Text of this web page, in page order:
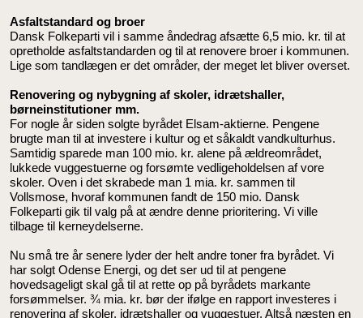
Asfaltstandard og broer
Dansk Folkeparti vil i samme åndedrag afsætte 6,5 mio. kr. til at
opretholde asfaltstandarden og til at renovere broer i kommunen.
Lige som tandlægen er det områder, der meget let bliver overset.
Renovering og nybygning af skoler, idrætshaller,
børneinstitutioner mm.
For nogle år siden solgte byrådet Elsam-aktierne. Pengene
brugte man til at investere i kultur og et såkaldt vandkulturhus.
Samtidig sparede man 100 mio. kr. alene på ældreområdet,
lukkede vuggestuerne og forsømte vedligeholdelsen af vore
skoler. Oven i det skrabede man 1 mia. kr. sammen til
Vollsmose, hvoraf kommunen fandt de 150 mio. Dansk
Folkeparti gik til valg på at ændre denne prioritering. Vi ville
tilbage til kerneydelserne.
Nu små tre år senere lyder der helt andre toner fra byrådet. Vi
har solgt Odense Energi, og det ser ud til at pengene
hovedsageligt skal gå til at rette op på byrådets markante
forsømmelser. ¾ mia. kr. bør der ifølge en rapport investeres i
renovering af skoler, idrætshaller og vuggestuer. Altså næsten en